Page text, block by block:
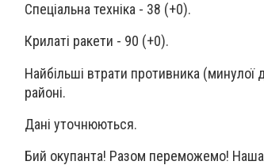
Спеціальна техніка - 38 (+0).
Крилаті ракети - 90 (+0).
Найбільші втрати противника
районі.
Дані уточнюються.
Бий окупанта! Разом переможемо! Наша